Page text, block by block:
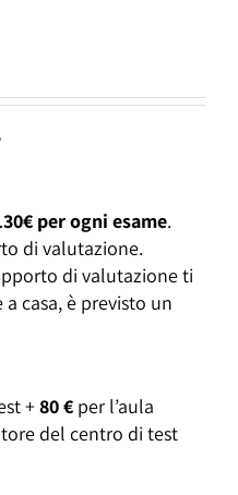
per ogni esame.
di valutazione.
di valutazione ti
casa, è previsto un
+80 € per l’aula
del centro di test